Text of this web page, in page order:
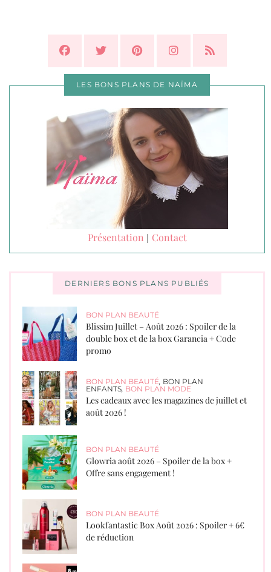
LES BONS PLANS DE NAÏMA
Présentation | Contact
DERNIERS BONS PLANS PUBLIÉS
BON PLAN BEAUTÉ
Blissim Juillet – Août 2026 : Spoiler de la
double box et de la box Garancia + Code
promo
BON PLAN BEAUTÉ BON PLAN
ENFANTS BON PLAN MODE
Les cadeaux avec les magazines de juillet et
août 2026 !
BON PLAN BEAUTÉ
Glowria août 2026 – Spoiler de la box +
Offre sans engagement !
BON PLAN BEAUTÉ
Lookfantastic Box Août 2026 : Spoiler + 6€
de réduction